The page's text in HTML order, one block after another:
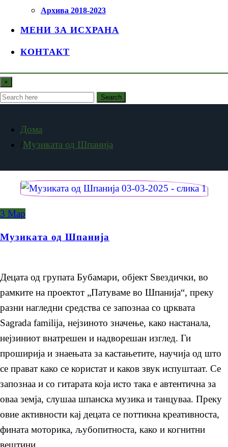
Архива 2018-2023
МЕНИ ЗА ИСХРАНА
КОНТАКТ
×
Search
Дома
Музиката од Шпанија
3 Мар
Музиката од Шпанија
Децата од групата Бубамари, објект Ѕвездички, во
рамките на проектот „Патуваме во Шпанија“, преку
разни нагледни средства се запознаа со црквата
Sagrada familija, нејзиното значење, како настанала,
нејзиниот внатрешен и надворешан изглед. Ги
проширија и знаењата за кастањетите, научија од што
се прават како се користат и каков звук испуштаат. Се
запознаа и со гитарата која исто така е автентична за
оваа земја, слушаа шпанска музика и танцуваа. Преку
овие активности кај децата се поттикна креативноста,
фината моторика, љубопитноста, како и когнитни
вештини.